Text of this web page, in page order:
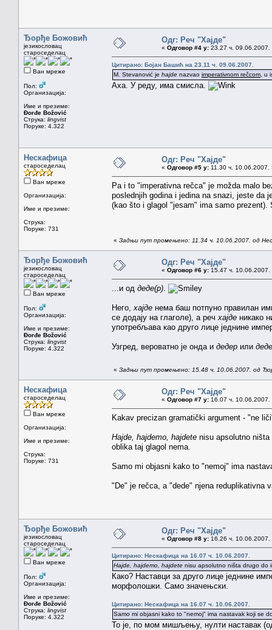
Ђорђе Божовић
језикословац
староседелац
Ван мреже
Пол:
Организација:
Име и презиме:
Đorđe Božović
Струка: lingvist
Поруке: 4.322
Одг: Реч "Хајде"
« Одговор #4 у: 23.27 ч. 09.06.2007.
Цитирано: Бојан Башић на 23.11 ч. 09.06.2007.
M. Stevanović je hajde nazvao imperativnom rečcom , u
Аха. У реду, има смисла.
Нескафица
староседелац
Ван мреже
Организација:
Име и презиме:
Струка:
Поруке: 731
Одг: Реч "Хајде"
« Одговор #5 у: 11.30 ч. 10.06.2007.
Pa i to "imperativna rečca" je možda malo
poslednjih godina i jedina na snazi, jeste da
(kao što i glagol "jesam" ima samo
« Задњи пут промењено: 11.34 ч. 10.06.2007. од
Ђорђе Божовић
језикословац
староседелац
Ван мреже
Пол:
Организација:
Име и презиме:
Đorđe Božović
Струка: lingvist
Поруке: 4.322
Одг: Реч "Хајде"
« Одговор #6 у: 15.47 ч. 10.06.2007.
...и од деде(р)
Него, хајде нема баш потпуно правилан
се додају на глаголе), а реч хајде никако
употребљава као друго лице једнине
Узгред, вероватно је онда и дедер или деде
« Задњи пут промењено: 15.48 ч. 10.06.2007. од
Нескафица
староседелац
Ван мреже
Организација:
Име и презиме:
Струка:
Поруке: 731
Одг: Реч "Хајде"
« Одговор #7 у: 16.07 ч. 10.06.2007.
Kakav precizan gramatički argument - "ne
Hajde, hajdemo, hajdete nisu apsolutno
oblika taj glagol nema.
Samo mi objasni kako to "nemoj" ima
"De" je rečca, a "dede" njena reduplikativna
Ђорђе Божовић
језикословац
староседелац
Ван мреже
Пол:
Организација:
Име и презиме:
Đorđe Božović
Струка: lingvist
Поруке: 4.322
Одг: Реч "Хајде"
« Одговор #8 у: 16.26 ч. 10.06.2007.
Цитирано: Нескафица на 16.07 ч. 10.06.2007.
Hajde, hajdemo, hajdete nisu apsolutno ništa drugo do
Како? Наставци за друго лице једнине
морфолошки. Само значењски.
Цитирано: Нескафица на 16.07 ч. 10.06.2007.
Samo mi objasni kako to "nemoj" ima nastavak koji se
То је, по мом мишљењу, нулти наставак